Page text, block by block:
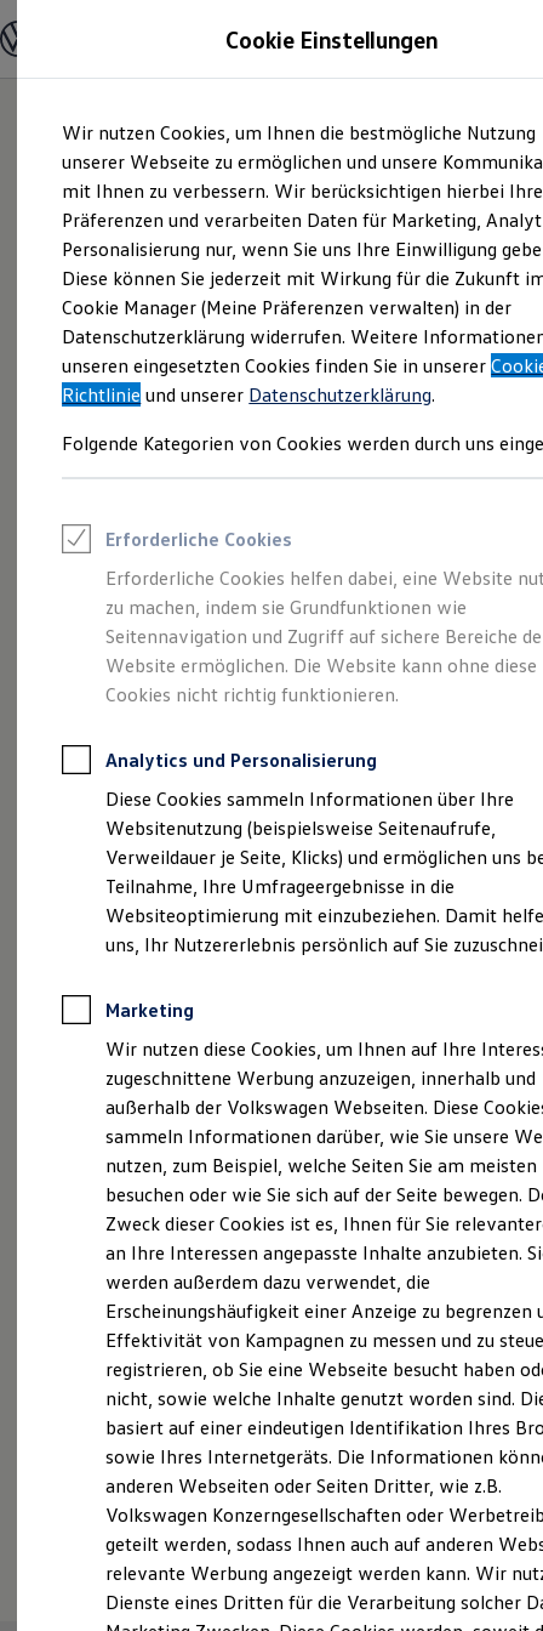
Hauptinhalt
springen
Footer
springen
Modelle und Konfigurator
Modelle vergleichen
Elektroautos
ENERGY Sondermodelle
Nutzfahrzeuge
SUV und CUV
Familienautos
Kombis
Kompaktwagen
Sportwagen
Schnell verfügbare Fahrzeuge
Angebote und Produkte
Aktuelle Angebote
E-Auto-Förderung
Volkswagen Marktplatz
Junge Gebrauchtwagen und Gebrauchtwagen
Saisonangebote
Leasing
Leasing-Angebote
Gebrauchtwagen Leasing
Junge Gebrauchtwagen-Leasing
Elektroauto Leasing
Kleinwagen-Leasing
Leasing ohne Anzahlung
Autokredit mit Schlussrate
Versicherungen und Garantien
Kfz-Versicherung
Restschuldversicherungen
Garantien
Wartungsverträge
Geschäftskunden
Professional Class bei Volkswagen
Großkunden
Behörden
Anpfiff zum Gewinn
Elektroautos
ID. Tutorials
Elektrofahrzeugkonzepte
Reichweite
Reichweite der ID. Modelle
Reichweite im Winter
Laden
Laden unterwegs
Laden Zuhause
Ladezeitensimulator
Batterie
Sicherheit
Garantie und Lebensdauer
Nachhaltigkeit
Technologie
Kosten und Kauf
Verbrauchskosten
Kaufoptionen
E-Auto-Förderung
Software und Konnektivität
Die ID. Software 6
ID. Software Versionen und Updates
Digitale Extras
Schnittstellen zu Ihrem ID.
Eleganzschön
großartig. Der Passat.
Probefahrt vereinbaren
Fahrzeugangebot anfordern
Servicetermin buchen
Serviceanfrage stellen
Cookie Einstellungen
Wir nutzen Cookies, um Ihnen die bestmögliche Nutzung
unserer Webseite zu ermöglichen und unsere
mit Ihnen zu verbessern. Wir berücksichtigen hierbei Ihre
Präferenzen und verarbeiten Daten für Marketing,
Personalisierung nur, wenn Sie uns Ihre Einwilligung
Diese können Sie jederzeit mit Wirkung für die Zukunft
Cookie Manager (Meine Präferenzen verwalten) in der
Datenschutzerklärung widerrufen. Weitere
unseren eingesetzten Cookies finden Sie in unserer
Richtlinie und unserer Datenschutzerklärung.
Folgende Kategorien von Cookies werden durch uns
Erforderliche Cookies
Erforderliche Cookies helfen dabei, eine Website
zu machen, indem sie Grundfunktionen wie
Seitennavigation und Zugriff auf sichere Bereiche
Website ermöglichen. Die Website kann ohne diese
Cookies nicht richtig funktionieren.
Analytics und Personalisierung
Diese Cookies sammeln Informationen über Ihre
Websitenutzung (beispielsweise Seitenaufrufe,
Verweildauer je Seite, Klicks) und ermöglichen uns
Teilnahme, Ihre Umfrageergebnisse in die
Websiteoptimierung mit einzubeziehen. Damit
uns, Ihr Nutzererlebnis persönlich auf Sie
Marketing
Wir nutzen diese Cookies, um Ihnen auf Ihre
zugeschnittene Werbung anzuzeigen, innerhalb und
außerhalb der Volkswagen Webseiten. Diese
sammeln Informationen darüber, wie Sie unsere
nutzen, zum Beispiel, welche Seiten Sie am meisten
besuchen oder wie Sie sich auf der Seite bewegen.
Zweck dieser Cookies ist es, Ihnen für Sie
an Ihre Interessen angepasste Inhalte anzubieten.
werden außerdem dazu verwendet, die
Erscheinungshäufigkeit einer Anzeige zu begrenzen
Effektivität von Kampagnen zu messen und zu
registrieren, ob Sie eine Webseite besucht haben
nicht, sowie welche Inhalte genutzt worden sind.
basiert auf einer eindeutigen Identifikation Ihres
sowie Ihres Internetgeräts. Die Informationen
anderen Webseiten oder Seiten Dritter, wie z.B.
Volkswagen Konzerngesellschaften oder
geteilt werden, sodass Ihnen auch auf anderen
relevante Werbung angezeigt werden kann. Wir
Dienste eines Dritten für die Verarbeitung solcher